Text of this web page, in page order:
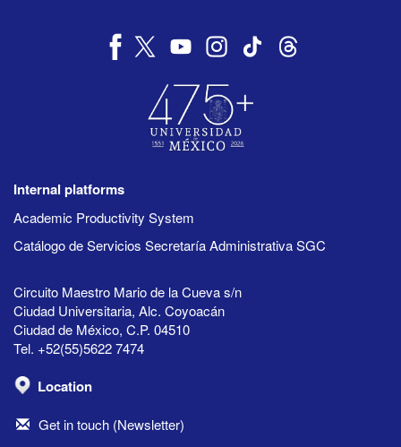
Internal platforms
Academic Productivity System
Catálogo de Servicios Secretaría Administrativa SGC
Circuito Maestro Mario de la Cueva s/n
Ciudad Universitaria, Alc. Coyoacán
Ciudad de México, C.P. 04510
Tel. +52(55)5622 7474
Location
Get in touch (Newsletter)